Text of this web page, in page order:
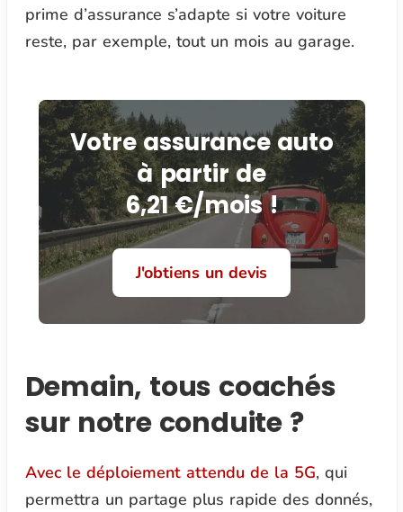
prime d’assurance s’adapte si votre voiture
reste, par exemple, tout un mois au garage.
Votre assurance auto
à partir de
6,21 €/mois !
J'obtiens un devis
Demain, tous coachés
sur notre conduite ?
Avec le déploiement attendu de la 5G, qui
permettra un partage plus rapide des donnés,